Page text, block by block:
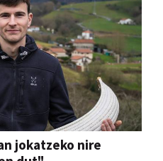
jokatzeko nire